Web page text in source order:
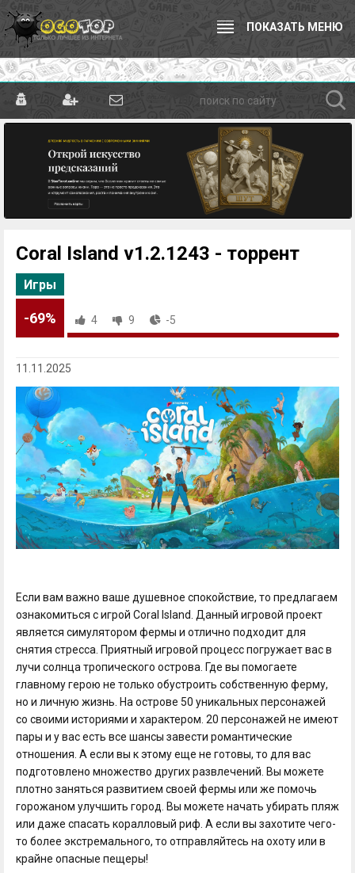
ПОКАЗАТЬ МЕНЮ
Coral Island v1.2.1243 - торрент
Игры
-69% 4 9 -5
11.11.2025
Если вам важно ваше душевное спокойствие, то предлагаем
ознакомиться с игрой Coral Island. Данный игровой проект
является симулятором фермы и отлично подходит для
снятия стресса. Приятный игровой процесс погружает вас в
лучи солнца тропического острова. Где вы помогаете
главному герою не только обустроить собственную ферму,
но и личную жизнь. На острове 50 уникальных персонажей
со своими историями и характером. 20 персонажей не имеют
пары и у вас есть все шансы завести романтические
отношения. А если вы к этому еще не готовы, то для вас
подготовлено множество других развлечений. Вы можете
плотно заняться развитием своей фермы или же помочь
горожаном улучшить город. Вы можете начать убирать пляж
или даже спасать коралловый риф. А если вы захотите чего-
то более экстремального, то отправляйтесь на охоту или в
крайне опасные пещеры!